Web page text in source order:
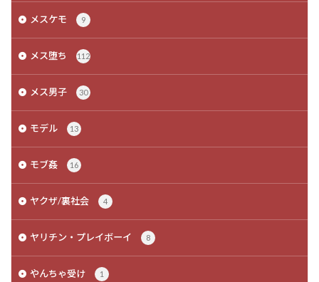
メスケモ 9
メス堕ち 112
メス男子 30
モデル 13
モブ姦 16
ヤクザ/裏社会 4
ヤリチン・プレイボーイ 8
やんちゃ受け 1